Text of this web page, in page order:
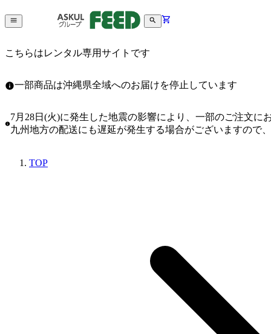
こちらはレンタル専用サイトです
一部商品は沖縄県全域へのお届けを停止しています
7月28日(火)に発生した地震の影響により、一部のご注文
九州地方の配送にも遅延が発生する場合がございますので
TOP